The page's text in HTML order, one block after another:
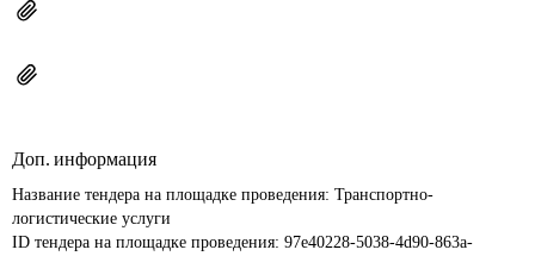
Доп. информация
Название тендера на площадке проведения: Транспортно-
логистические услуги
ID тендера на площадке проведения: 97e40228-5038-4d90-863a-